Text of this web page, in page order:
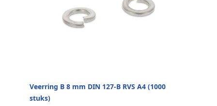
Veerring B 8 mm DIN 127-B RVS A4 (1000
stuks)